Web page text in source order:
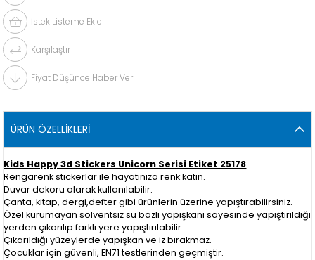
İstek Listeme Ekle
Karşılaştır
Fiyat Düşünce Haber Ver
ÜRÜN ÖZELLIKLERI
Kids Happy 3d Stickers Unicorn Serisi Etiket 25178
Rengarenk stickerlar ile hayatınıza renk katın.
Duvar dekoru olarak kullanılabilir.
Çanta, kitap, dergi,defter gibi ürünlerin üzerine yapıştırabilirsiniz.
Özel kurumayan solventsiz su bazlı yapışkanı sayesinde yapıştırıldığı
yerden çıkarılıp farklı yere yapıştırılabilir.
Çıkarıldığı yüzeylerde yapışkan ve iz bırakmaz.
Çocuklar için güvenli, EN71 testlerinden geçmiştir.